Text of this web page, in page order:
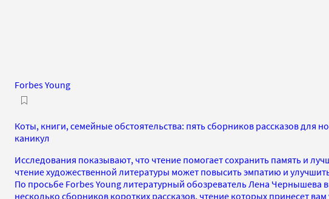
Forbes Young
Коты, книги, семейные обстоятельства: пять сборников рассказов для
каникул
Исследования показывают, что чтение помогает сохранить память и
чтение художественной литературы может повысить эмпатию и
По просьбе Forbes Young литературный обозреватель Лена Чернышева
несколько сборников коротких рассказов, чтение которых принесет